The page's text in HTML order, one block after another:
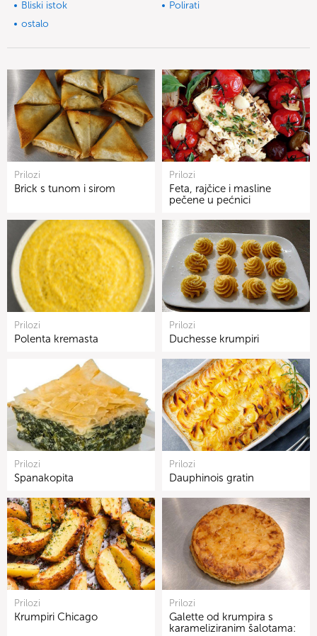
Bliski istok
Polirati
ostalo
Prilozi
Brick s tunom i sirom
Prilozi
Feta, rajčice i masline
pečene u pećnici
Prilozi
Polenta kremasta
Prilozi
Duchesse krumpiri
Prilozi
Spanakopita
Prilozi
Dauphinois gratin
Prilozi
Krumpiri Chicago
Prilozi
Galette od krumpira s
karameliziranim šalotama: